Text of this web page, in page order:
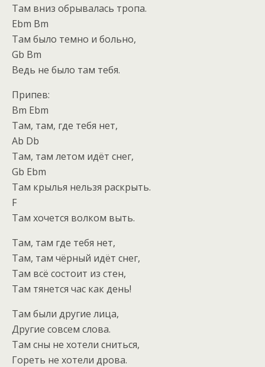
Там вниз обрывалась тропа.
Ebm Bm
Там было темно и больно,
Gb Bm
Ведь не было там тебя.
Припев:
Bm Ebm
Там, там, где тебя нет,
Ab Db
Там, там летом идёт снег,
Gb Ebm
Там крылья нельзя раскрыть.
F
Там хочется волком выть.
Там, там где тебя нет,
Там, там чёрный идёт снег,
Там всё состоит из стен,
Там тянется час как день!
Там были другие лица,
Другие совсем слова.
Там сны не хотели сниться,
Гореть не хотели дрова.